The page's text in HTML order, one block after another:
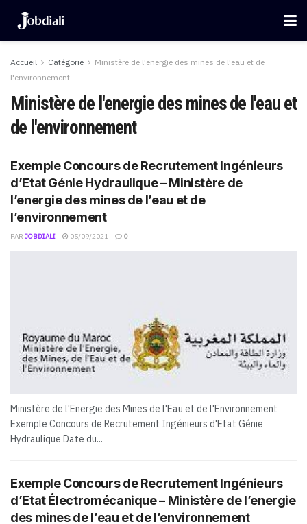
Accueil Catégorie
Ministère de l'energie des mines de l'eau et de
l'environnement
Ministère de l'energie des mines de l'eau et
de l'environnement
Exemple Concours de Recrutement Ingénieurs
d’Etat Génie Hydraulique – Ministère de
l’energie des mines de l’eau et de
l’environnement
PAR JOBDIALI 05/09/2021 0
Ministère de l'Energie des Mines de l'Eau et de l'Environnement
Exemple Concours de Recrutement Ingénieurs d'Etat Génie
Hydraulique Date du...
Exemple Concours de Recrutement Ingénieurs
d’Etat Électromécanique – Ministère de l’energie
des mines de l’eau et de l’environnement